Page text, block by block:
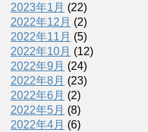
2023年1月 (22)
2022年12月 (2)
2022年11月 (5)
2022年10月 (12)
2022年9月 (24)
2022年8月 (23)
2022年6月 (2)
2022年5月 (8)
2022年4月 (6)